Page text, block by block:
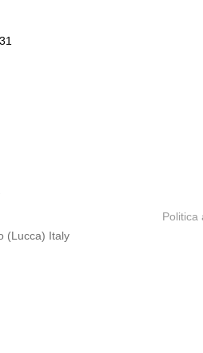
(Lucca) Italy
Politica